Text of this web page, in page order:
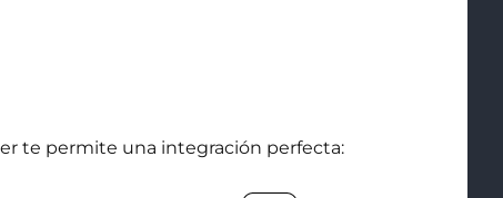
te permite una integración perfecta: